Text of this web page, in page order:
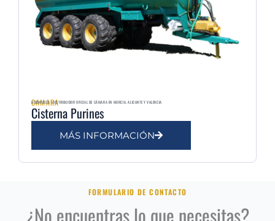
CAMARA
AGRIMULSA | DISTRIBUIDOR OFICIAL DE CÁMARA EN MURCIA, ALICANTE Y VALENCIA
Cisterna Purines
MÁS INFORMACIÓN
FORMULARIO DE CONTACTO
¿No encuentras lo que necesitas?